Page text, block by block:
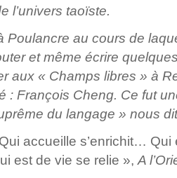
l’univers taoïste.
Poulancre au cours de
et même écrire
aux « Champs libres » à
: François Cheng. Ce fut
du langage » nous
Qui accueille s’enrichit…
est de vie se relie », A